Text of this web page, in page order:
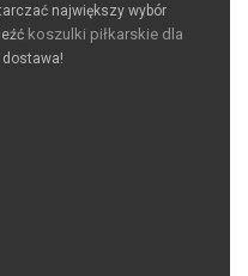
największy wybór
koszulki piłkarskie dla
dostawa!